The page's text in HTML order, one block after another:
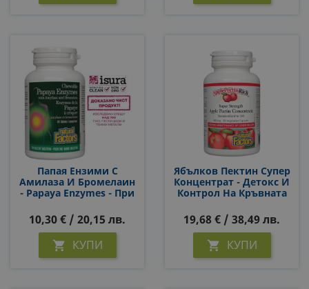
Папая Ензими С
Амилаза И Бромелаин
- Papaya Enzymes - При
Храносмилане, Газове
И Подуване, 60
Дъвчащи Таблетки
10,30 € / 20,15 лв.
 КУПИ
Ябълков Пектин Супер
Концентрат - Детокс И
Контрол На Кръвната
500 Mg, 90 Капсули
19,68 € / 38,49 лв.
 КУПИ